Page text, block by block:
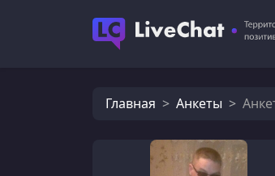
Главная Анкеты